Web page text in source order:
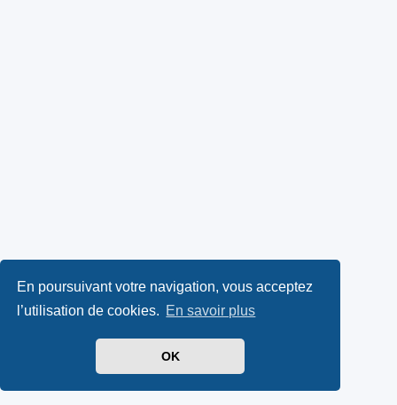
En poursuivant votre navigation, vous acceptez
l’utilisation de cookies. En savoir plus
OK